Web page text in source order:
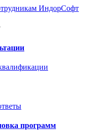
ИндорСофт
программ